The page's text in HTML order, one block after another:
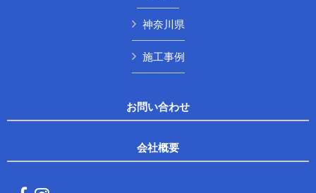
神奈川県
施工事例
お問い合わせ
会社概要